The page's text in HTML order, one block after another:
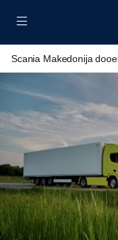
Scania Makedonija